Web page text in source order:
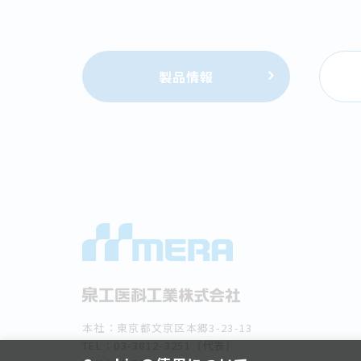
製品情報
本社：東京都文京区本郷3-23-13
TEL：03-3812-3251（代表）